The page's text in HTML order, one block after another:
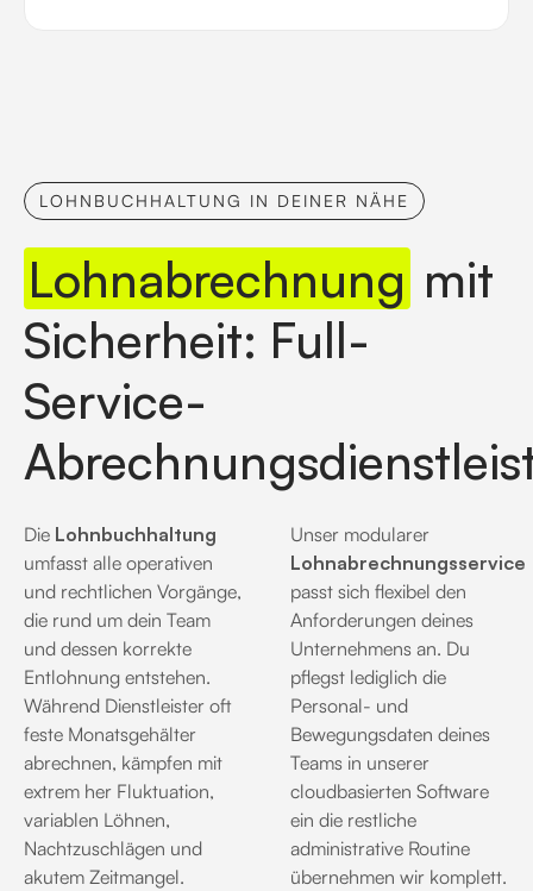
LOHNBUCHHALTUNG IN DEINER NÄHE
Lohnabrechnung mit
Sicherheit: Full-
Service-
Die Lohnbuchhaltung
umfasst alle operativen
und rechtlichen Vorgänge,
die rund um dein Team
und dessen korrekte
Entlohnung entstehen.
Während Dienstleister oft
feste Monatsgehälter
abrechnen, kämpfen mit
extrem her Fluktuation,
variablen Löhnen,
Nachtzuschlägen und
akutem Zeitmangel.
Unser modularer
Lohnabrechnungsservice
passt sich flexibel den
Anforderungen deines
Unternehmens an. Du
pflegst lediglich die
Personal- und
Bewegungsdaten deines
Teams in unserer
cloudbasierten Software
ein die restliche
administrative Routine
übernehmen wir komplett.